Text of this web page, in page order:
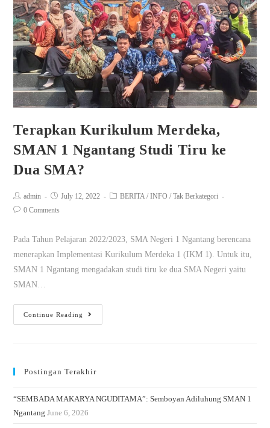
Terapkan Kurikulum Merdeka,
SMAN 1 Ngantang Studi Tiru ke
Dua SMA?
admin July 12, 2022 BERITA / INFO / Tak Berkategori
0 Comments
Pada Tahun Pelajaran 2022/2023, SMA Negeri 1 Ngantang berencana
menerapkan Implementasi Kurikulum Merdeka 1 (IKM 1). Untuk itu,
SMAN 1 Ngantang mengadakan studi tiru ke dua SMA Negeri yaitu
SMAN…
Continue Reading
Postingan Terakhir
“SEMBADA MAKARYA NGUDITAMA”: Semboyan Adiluhung SMAN 1
Ngantang June 6, 2026